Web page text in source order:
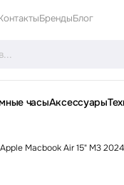
БрендыБлог
часыАксессуары
Apple Macbook Air 15" M3 2024